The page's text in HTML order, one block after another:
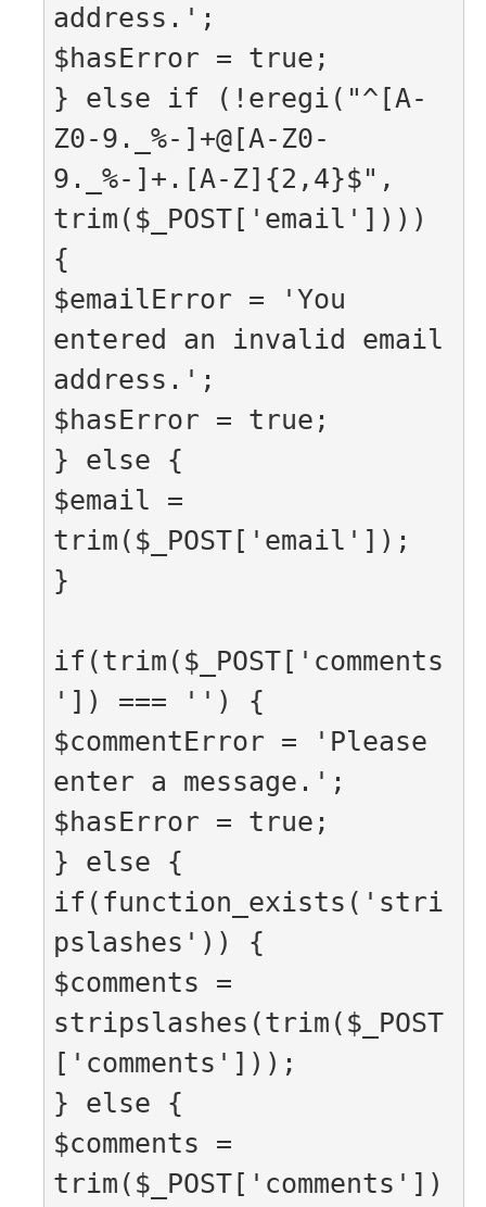
address.';
$hasError = true;
} else if (!eregi("^[A-
Z0-9._%-]+@[A-Z0-
9._%-]+.[A-Z]{2,4}$",
trim($_POST['email'])))
{
$emailError = 'You
entered an invalid email
address.';
$hasError = true;
} else {
$email =
trim($_POST['email']);
}
if(trim($_POST['comments
']) === '') {
$commentError = 'Please
enter a message.';
$hasError = true;
} else {
if(function_exists('stri
pslashes')) {
$comments =
stripslashes(trim($_POST
['comments']));
} else {
$comments =
trim($_POST['comments'])